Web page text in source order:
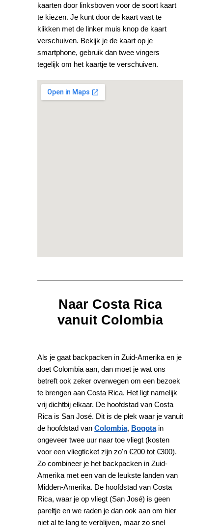
kaarten door linksboven voor de soort kaart
te kiezen. Je kunt door de kaart vast te
klikken met de linker muis knop de kaart
verschuiven. Bekijk je de kaart op je
smartphone, gebruik dan twee vingers
tegelijk om het kaartje te verschuiven.
Naar Costa Rica
vanuit Colombia
Als je gaat backpacken in Zuid-Amerika en je
doet Colombia aan, dan moet je wat ons
betreft ook zeker overwegen om een bezoek
te brengen aan Costa Rica. Het ligt namelijk
vrij dichtbij elkaar. De hoofdstad van Costa
Rica is San José. Dit is de plek waar je vanuit
de hoofdstad vanColombia, Bogotain
ongeveer twee uur naar toe vliegt (kosten
voor een vliegticket zijn zo'n €200 tot €300).
Zo combineer je het backpacken in Zuid-
Amerika met een van de leukste landen van
Midden-Amerika. De hoofdstad van Costa
Rica, waar je op vliegt (San José) is geen
pareltje en we raden je dan ook aan om hier
niet al te lang te verblijven, maar zo snel